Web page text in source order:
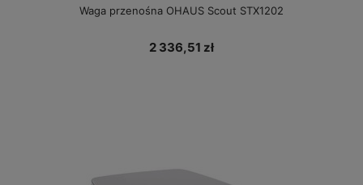
Waga przenośna OHAUS Scout STX1202
2 336,51 zł